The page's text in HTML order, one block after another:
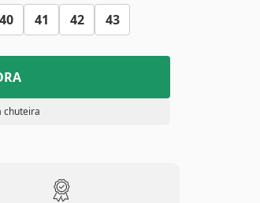
40 41 42 43
chuteira